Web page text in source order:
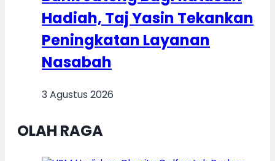
Hadiah, Taj Yasin Tekankan
Peningkatan Layanan
Nasabah
3 Agustus 2026
OLAH RAGA